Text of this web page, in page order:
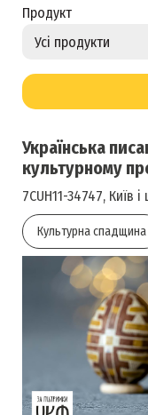
Продукт
Українська
культурному
7CUH11-34747, Київ
Культурна спадщина